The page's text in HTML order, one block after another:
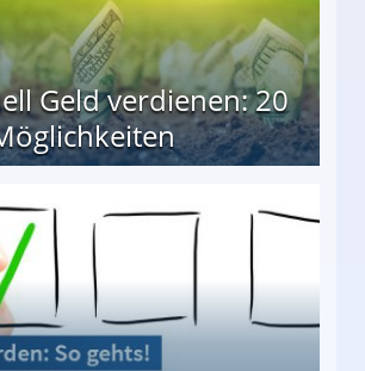
Geld verdienen: 20